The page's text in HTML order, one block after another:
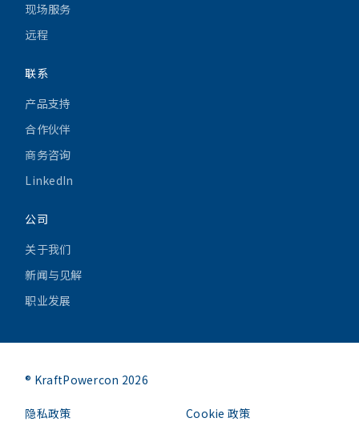
现场服务
远程
联系
产品支持
合作伙伴
商务咨询
LinkedIn
公司
关于我们
新闻与见解
职业发展
® KraftPowercon 2026
隐私政策 Cookie 政策